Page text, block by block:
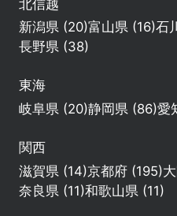
北信越
新潟県 (20)富山県 (16)石
長野県 (38)
東海
岐阜県 (20)静岡県 (86)愛
関西
滋賀県 (14)京都府 (195)
奈良県 (11)和歌山県 (11)